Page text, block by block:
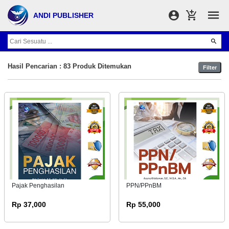
ANDI PUBLISHER
Filter
Hasil Pencarian : 83 Produk Ditemukan
Pajak Penghasilan
Rp 37,000
PPN/PPnBM
Rp 55,000